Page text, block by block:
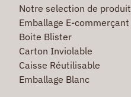
Notre selection de produit
Emballage E-commerçant
Boite Blister
Carton Inviolable
Caisse Réutilisable
Emballage Blanc